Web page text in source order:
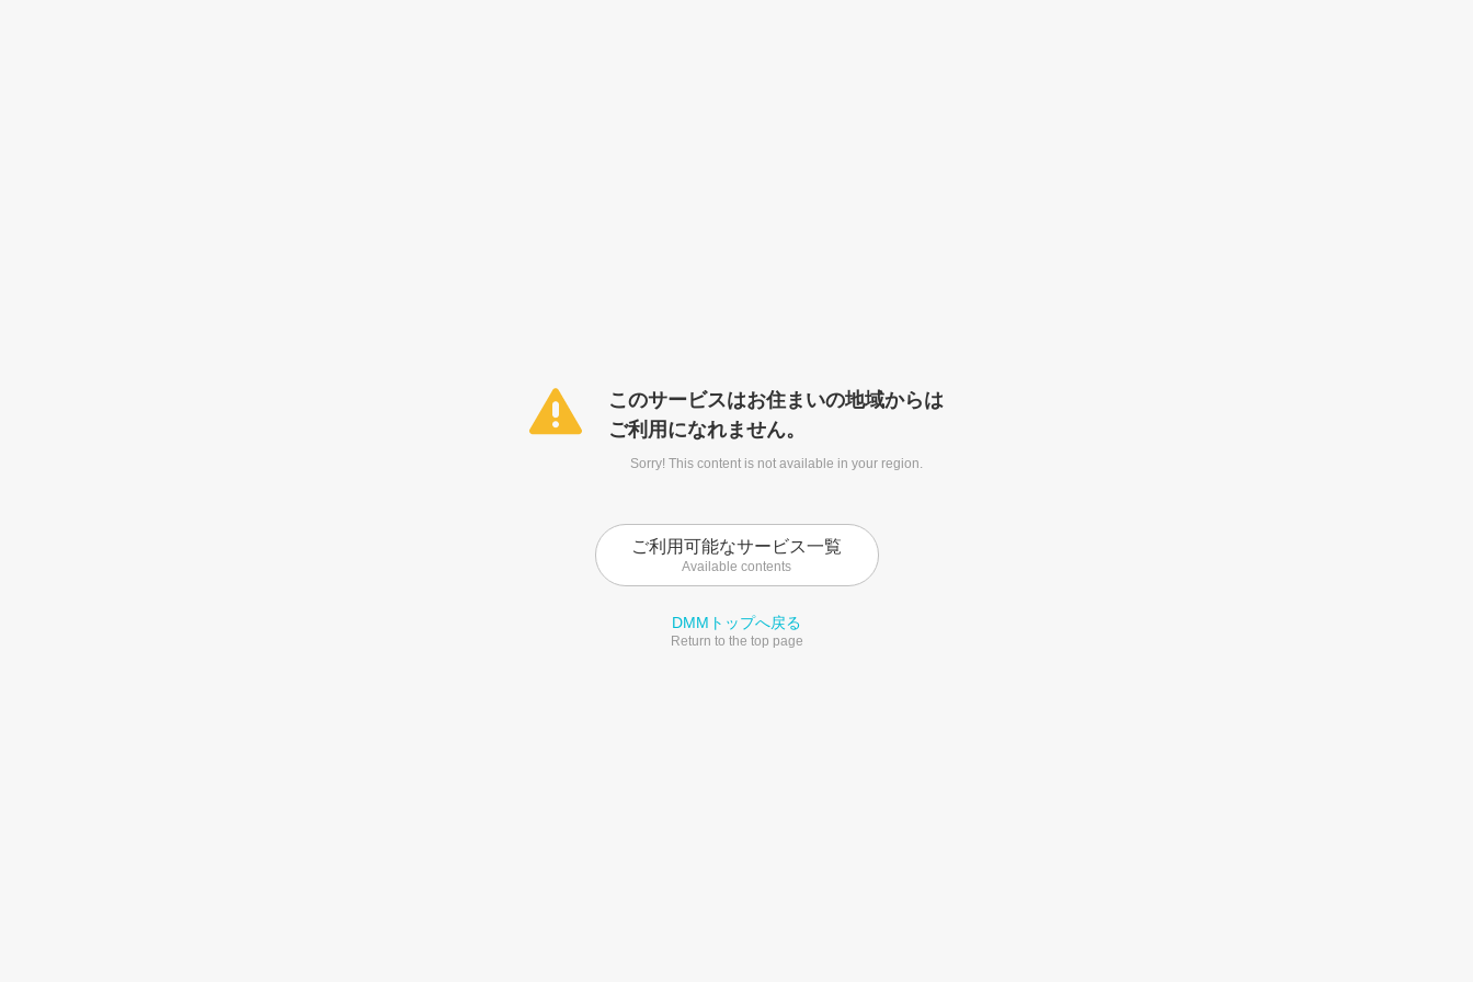
このサービスはお住まいの地域からは
ご利用になれません。
Sorry! This content is not available in your region.
ご利用可能なサービス一覧
Available contents
DMMトップへ戻る
Return to the top page